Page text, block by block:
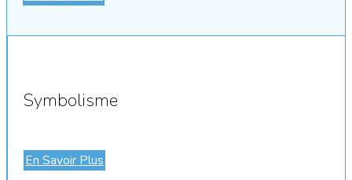
Symbolisme
En Savoir Plus